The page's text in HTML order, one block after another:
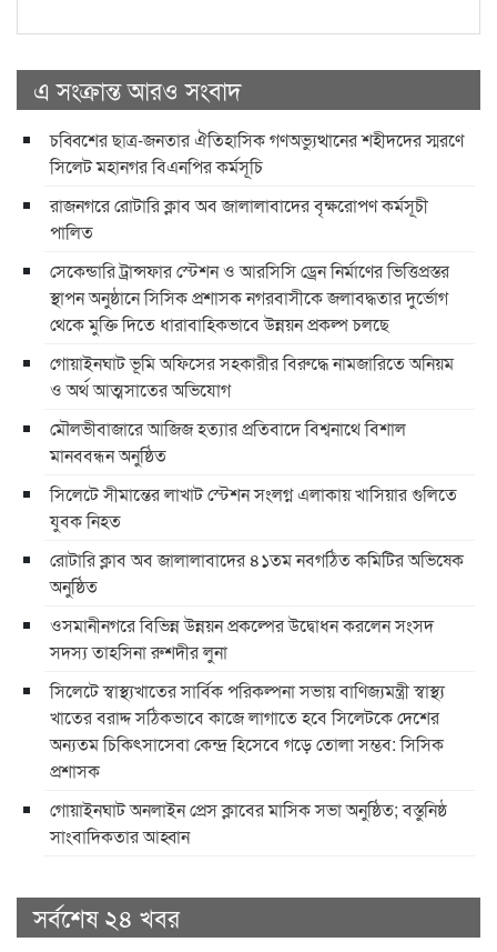
এ সংক্রান্ত আরও সংবাদ
চব্বিশের ছাত্র-জনতার ঐতিহাসিক গণঅভ্যুত্থানের শহীদদের স্মরণে
সিলেট মহানগর বিএনপির কর্মসূচি
রাজনগরে রোটারি ক্লাব অব জালালাবাদের বৃক্ষরোপণ কর্মসূচী
পালিত
সেকেন্ডারি ট্রান্সফার স্টেশন ও আরসিসি ড্রেন নির্মাণের ভিত্তিপ্রস্তর
স্থাপন অনুষ্ঠানে সিসিক প্রশাসক নগরবাসীকে জলাবদ্ধতার দুর্ভোগ
থেকে মুক্তি দিতে ধারাবাহিকভাবে উন্নয়ন প্রকল্প চলছে
গোয়াইনঘাট ভূমি অফিসের সহকারীর বিরুদ্ধে নামজারিতে অনিয়ম
ও অর্থ আত্মসাতের অভিযোগ
মৌলভীবাজারে আজিজ হত্যার প্রতিবাদে বিশ্বনাথে বিশাল
মানববন্ধন অনুষ্ঠিত
সিলেটে সীমান্তের লাখাট স্টেশন সংলগ্ন এলাকায় খাসিয়ার গুলিতে
যুবক নিহত
রোটারি ক্লাব অব জালালাবাদের ৪১তম নবগঠিত কমিটির অভিষেক
অনুষ্ঠিত
ওসমানীনগরে বিভিন্ন উন্নয়ন প্রকল্পের উদ্বোধন করলেন সংসদ
সদস্য তাহসিনা রুশদীর লুনা
সিলেটে স্বাস্থ্যখাতের সার্বিক পরিকল্পনা সভায় বাণিজ্যমন্ত্রী স্বাস্থ্য
খাতের বরাদ্দ সঠিকভাবে কাজে লাগাতে হবে সিলেটকে দেশের
অন্যতম চিকিৎসাসেবা কেন্দ্র হিসেবে গড়ে তোলা সম্ভব: সিসিক
প্রশাসক
​গোয়াইনঘাট অনলাইন প্রেস ক্লাবের মাসিক সভা অনুষ্ঠিত; বস্তুনিষ্ঠ
সাংবাদিকতার আহ্বান
সর্বশেষ ২৪ খবর